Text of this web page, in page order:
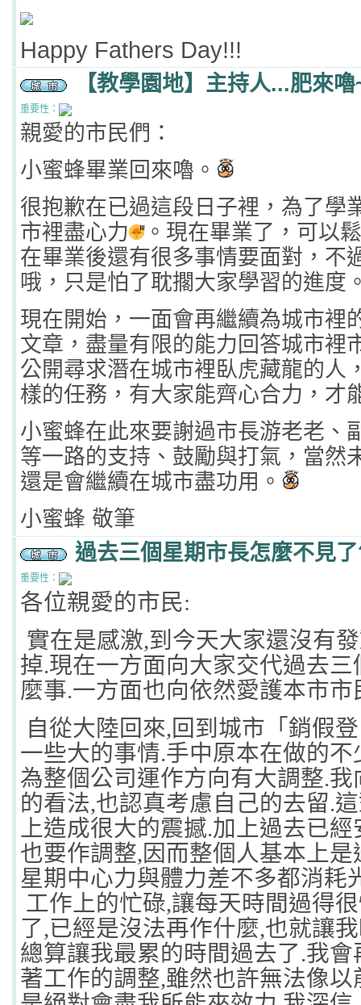
Happy Fathers Day!!!
【教學園地】主持人...肥來
重要性：
親愛的市民們：
小蜜蜂畢業回來嚕。
很抱歉在已過這段日子裡，為了學
市裡盡心力
。現在畢業了，可以
在畢業後還有很多事情要面對，不
哦，只是怕了耽擱大家學習的進度
現在開始，一面會再繼續為城市裡
文章，盡量有限的能力回答城市裡
公開尋求潛在城市裡臥虎藏龍的人
樣的任務，有大家能齊心合力，才
小蜜蜂在此來要謝過市長游老老、
等一路的支持、鼓勵與打氣，當然
還是會繼續在城市盡功用。
小蜜蜂 敬筆
過去三個星期市長怎麼不見
重要性：
各位親愛的市民:
實在是感激,到今天大家還沒有
掉.現在一方面向大家交代過去
麼事.一方面也向依然愛護本市市
自從大陸回來,回到城市「銷假
一些大的事情.手中原本在做的
為整個公司運作方向有大調整.我
的看法,也認真考慮自己的去留.
上造成很大的震撼.加上過去已
也要作調整,因而整個人基本上是
星期中心力與體力差不多都消耗
工作上的忙碌,讓每天時間過得
了,已經是沒法再作什麼,也就讓
總算讓我最累的時間過去了.我會
著工作的調整,雖然也許無法像